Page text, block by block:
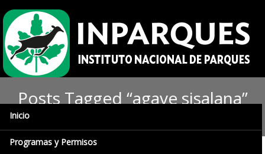
Inicio
Programas y Permisos
Posts Tagged “agave sisalana”